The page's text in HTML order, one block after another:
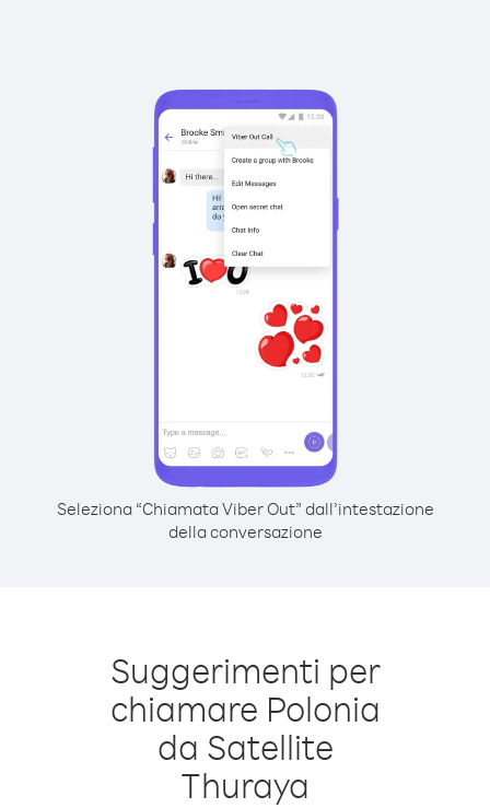
Seleziona “Chiamata Viber Out” dall’intestazione
della conversazione
Suggerimenti per
chiamare Polonia
da Satellite
Thuraya